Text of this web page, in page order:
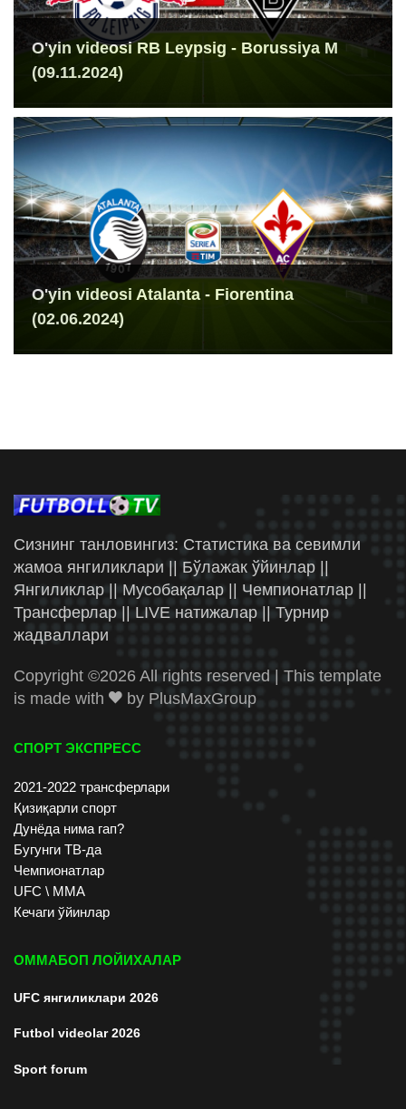
O'yin videosi RB Leypsig - Borussiya M
(09.11.2024)
O'yin videosi Atalanta - Fiorentina
(02.06.2024)
Сизнинг танловингиз: Статистика ва севимли
жамоа янгиликлари || Бўлажак ўйинлар ||
Янгиликлар || Мусобақалар || Чемпионатлар ||
Трансферлар || LIVE натижалар || Турнир
жадваллари
Copyright ©2026 All rights reserved | This template
is made with
by PlusMaxGroup
СПОРТ ЭКСПРЕСС
2021-2022 трансферлари
Қизиқарли спорт
Дунёда нима гап?
Бугунги ТВ-да
Чемпионатлар
UFC \ ММА
Кечаги ўйинлар
ОММАБОП ЛОЙИХАЛАР
UFC янгиликлари 2026
Futbol videolar 2026
Sport forum